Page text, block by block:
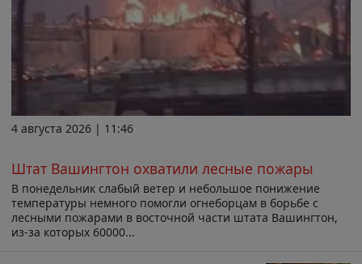
4 августа 2026 | 11:46
Штат Вашингтон охватили лесные пожары
В понедельник слабый ветер и небольшое понижение
температуры немного помогли огнеборцам в борьбе с
лесными пожарами в восточной части штата Вашингтон,
из-за которых 60000...